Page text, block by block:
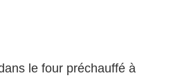
le four préchauffé à